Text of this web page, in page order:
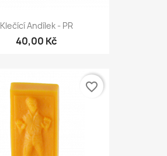
Klečící Andílek - PR
40,00 Kč
favorite_border